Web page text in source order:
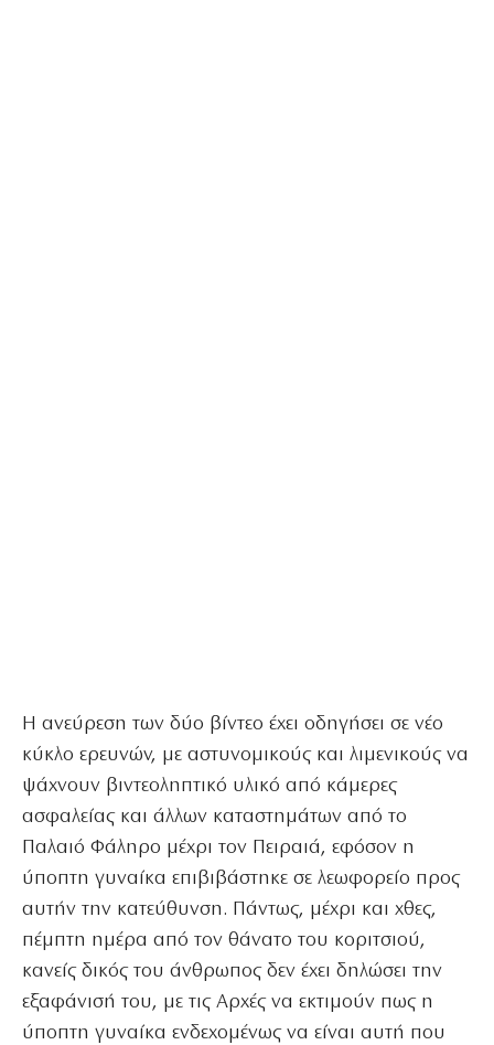
Η ανεύρεση των δύο βίντεο έχει οδηγήσει σε νέο
κύκλο ερευνών, με αστυνομικούς και λιμενικούς να
ψάχνουν βιντεοληπτικό υλικό από κάμερες
ασφαλείας και άλλων καταστημάτων από το
Παλαιό Φάληρο μέχρι τον Πειραιά, εφόσον η
ύποπτη γυναίκα επιβιβάστηκε σε λεωφορείο προς
αυτήν την κατεύθυνση. Πάντως, μέχρι και χθες,
πέμπτη ημέρα από τον θάνατο του κοριτσιού,
κανείς δικός του άνθρωπος δεν έχει δηλώσει την
εξαφάνισή του, με τις Αρχές να εκτιμούν πως η
ύποπτη γυναίκα ενδεχομένως να είναι αυτή που